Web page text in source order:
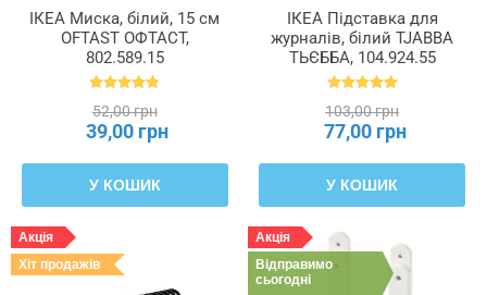
ІКЕА Миска, білий, 15 см
OFTAST ОФТАСТ,
802.589.15
52,00 грн
39,00 грн
У КОШИК
ІКЕА Підставка для
журналів, білий TJABBA
ТЬЄББА, 104.924.55
103,00 грн
77,00 грн
У КОШИК
Акція
Хіт продажів
Акція
Відправимо
сьогодні